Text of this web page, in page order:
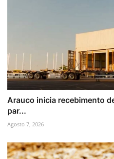
Arauco inicia recebimento
par...
Agosto 7, 2026